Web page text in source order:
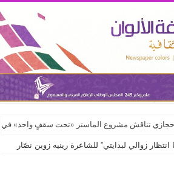
حجازي تناقش مشروع الماستر «تحت سقفٍ واحد» في
انتظار زوالي لبدايتي” للشاعرة رينيه زوين نصّار